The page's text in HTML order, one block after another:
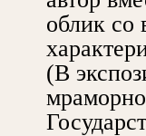
облик со
(В